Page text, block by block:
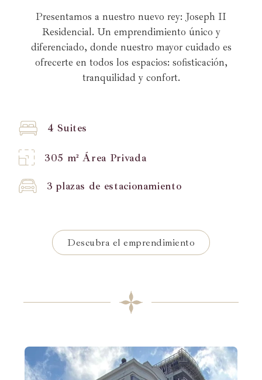
Presentamos a nuestro nuevo rey: Joseph II
Residencial. Un emprendimiento único y
diferenciado, donde nuestro mayor cuidado es
ofrecerte en todos los espacios: sofisticación,
tranquilidad y confort.
4 Suites
305 m² Área Privada
3 plazas de estacionamiento
Descubra el emprendimiento